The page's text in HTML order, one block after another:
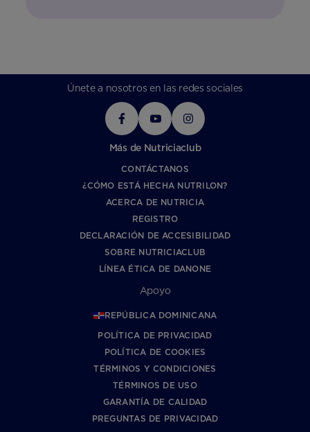
Únete a nosotros en las redes sociales
Más de Nutriciaclub
CONTÁCTANOS
¿CÓMO ESTÁ HECHA NUTRILON?
ACERCA DE NUTRICIA
REGISTRO
DECLARACIÓN DE ACCESIBILIDAD
SOBRE NUTRICIACLUB
LÍNEA ÉTICA DE DANONE
Apoyo
REPÚBLICA DOMINICANA
POLÍTICA DE PRIVACIDAD
POLÍTICA DE COOKIES
TÉRMINOS Y CONDICIONES
TÉRMINOS DE USO
GARANTÍA DE CALIDAD
PREGUNTAS DE PRIVACIDAD